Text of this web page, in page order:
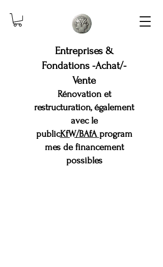
Entreprises &
Fondations -Achat/-
Vente
Rénovation et
restructuration, également
avec le
publicKfW/BAfAprogram
mes de financement
possibles